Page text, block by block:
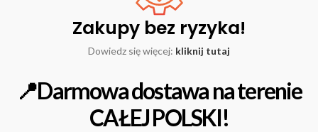
Zakupy bez ryzyka!
Dowiedz się więcej: kliknij tutaj
📍Darmowa dostawa na terenie
CAŁEJ POLSKI!